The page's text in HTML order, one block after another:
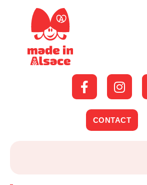
CONTACT